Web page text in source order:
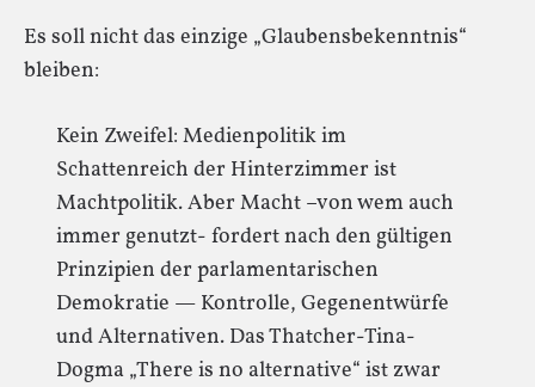
Es soll nicht das einzige „Glaubensbekenntnis“
bleiben:
Kein Zweifel: Medienpolitik im
Schattenreich der Hinterzimmer ist
Machtpolitik. Aber Macht –von wem auch
immer genutzt- fordert nach den gültigen
Prinzipien der parlamentarischen
Demokratie — Kontrolle, Gegenentwürfe
und Alternativen. Das Thatcher-Tina-
Dogma „There is no alternative“ ist zwar